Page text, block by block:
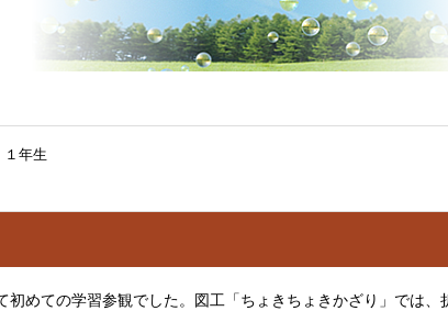
年生
めての学習参観でした。図工「ちょきちょきかざり」では